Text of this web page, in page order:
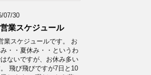
07/30
業スケジュール
業スケジュールです。 お
・・夏休み・・というわ
ないですが、お休み多い
飛び飛びですが7日と10